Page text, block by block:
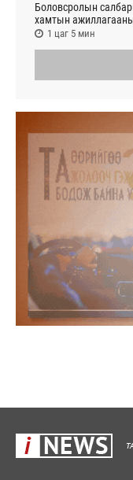
Боловсролын
хамтын
1 цаг 5 мин